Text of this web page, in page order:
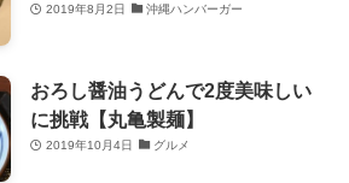
2019年8月2日 沖縄ハンバーガー
おろし醤油うどんで2度美味しい
に挑戦【丸亀製麺】
2019年10月4日 グルメ